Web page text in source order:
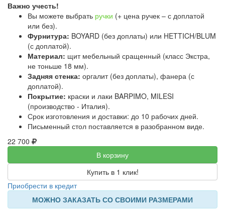
Важно учесть!
Вы можете выбрать ручки (+ цена ручек – с доплатой
или без).
Фурнитура: BOYARD (без доплаты) или HETTICH/BLUM
(с доплатой).
Материал: щит мебельный сращенный (класс Экстра,
не тоньше 18 мм).
Задняя стенка: оргалит (без доплаты), фанера (с
доплатой).
Покрытие: краски и лаки BARPIMO, MILESI
(производство - Италия).
Срок изготовления и доставки: до 10 рабочих дней.
Письменный стол поставляется в разобранном виде.
22 700
В корзину
Купить в 1 клик!
Приобрести в кредит
МОЖНО ЗАКАЗАТЬ СО СВОИМИ РАЗМЕРАМИ